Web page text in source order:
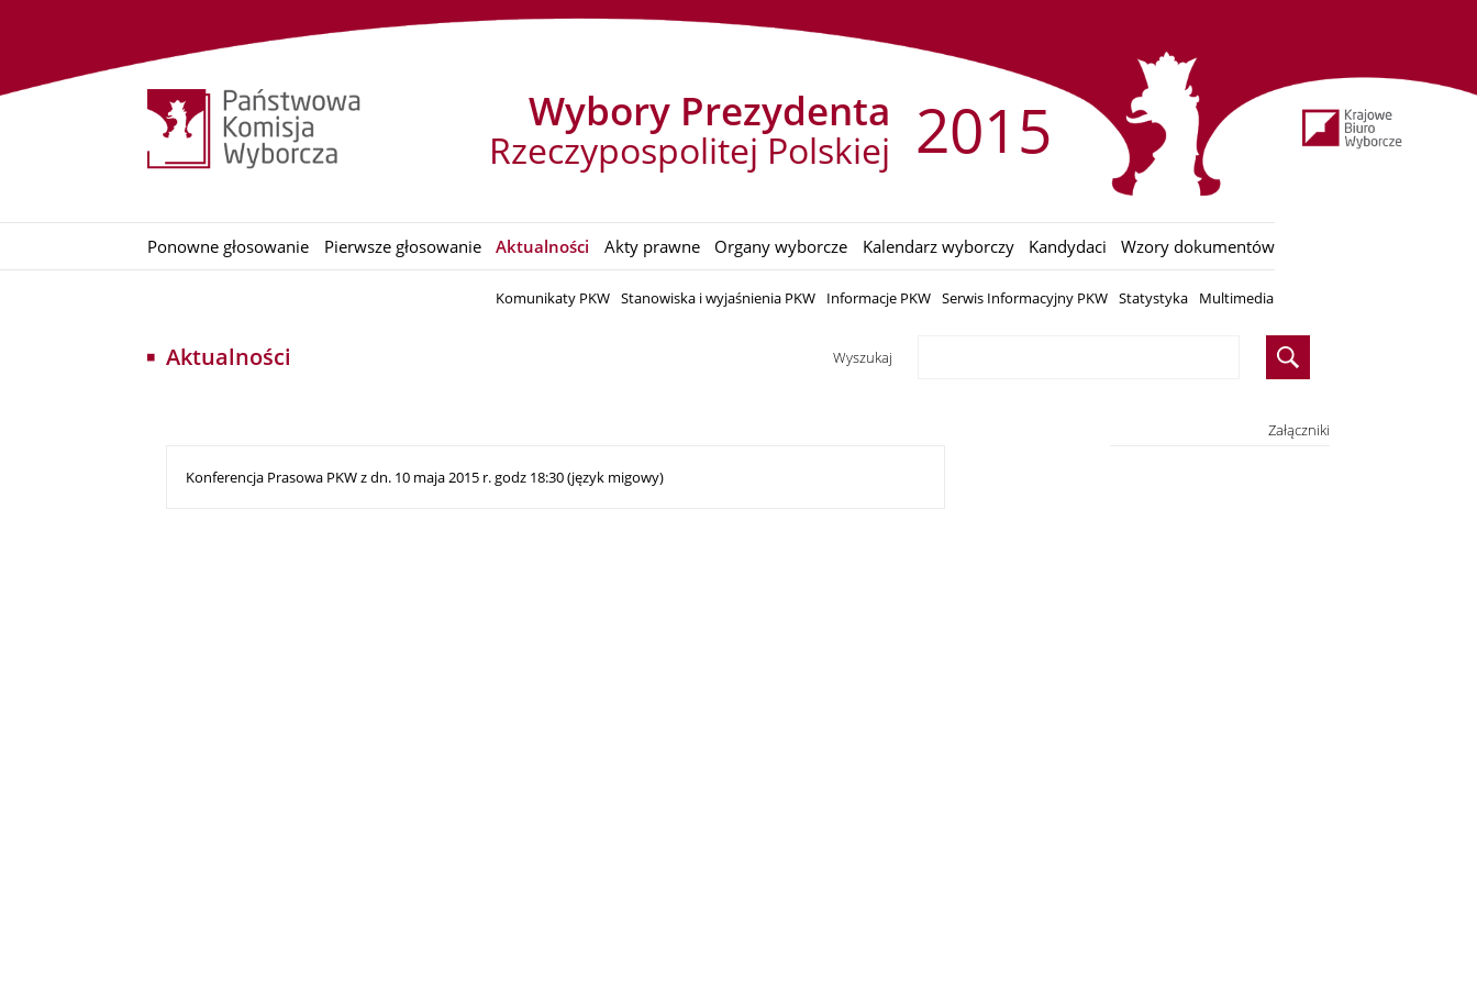
Wybory Prezydenta
Rzeczypospolitej Polskiej 2015
Ponowne głosowanie Pierwsze głosowanie Aktualności
Komunikaty PKW Stanowiska i wyjaśnienia PKW Informacje PKW Serwis Informacyjny PKW Statystyka Multimedia
Akty prawne Organy wyborcze Kalendarz wyborczy Kandydaci Wzory dokumentów
Aktualności Wyszukaj
Konferencja Prasowa PKW z dn. 10 maja 2015 r. godz 18:30 (język migowy)
Załączniki